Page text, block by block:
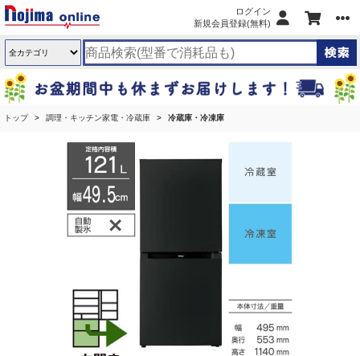
ログイン
新規会員登録(無料)
トップ 調理・キッチン家電・冷蔵庫 冷蔵庫・冷凍庫